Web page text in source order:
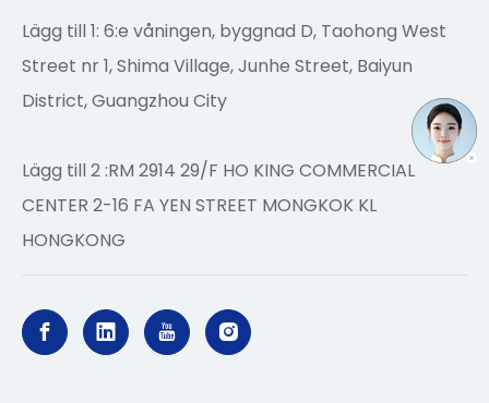
Lägg till 1: 6:e våningen, byggnad D, Taohong West
Street nr 1, Shima Village, Junhe Street, Baiyun
District, Guangzhou City
Lägg till 2 :RM 2914 29/F HO KING COMMERCIAL
CENTER 2-16 FA YEN STREET MONGKOK KL
HONGKONG